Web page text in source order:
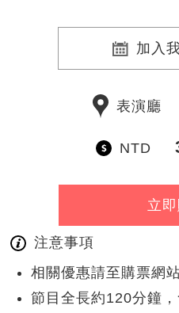
加入
表演廳
NTD
立
注意事項
相關優惠請至購票網
節目全長約120分鐘